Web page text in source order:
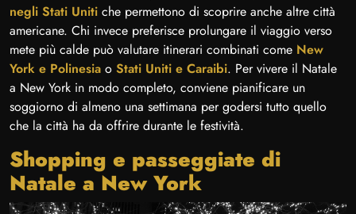
negli Stati Uniti che permettono di scoprire anche altre città
americane. Chi invece preferisce prolungare il viaggio verso
mete più calde può valutare itinerari combinati come New
York e Polinesia o Stati Uniti e Caraibi. Per vivere il Natale
a New York in modo completo, conviene pianificare un
soggiorno di almeno una settimana per godersi tutto quello
che la città ha da offrire durante le festività.
Shopping e passeggiate di
Natale a New York